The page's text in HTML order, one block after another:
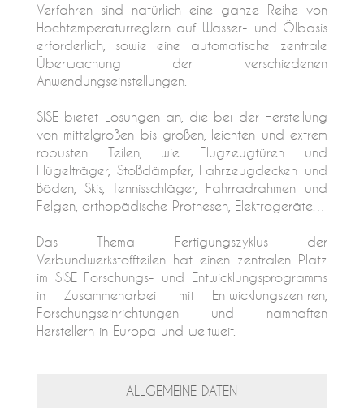
Verfahren sind natürlich eine ganze Reihe von
Hochtemperaturreglern auf Wasser- und Ölbasis
erforderlich, sowie eine automatische zentrale
Überwachung der verschiedenen
Anwendungseinstellungen.
SISE bietet Lösungen an, die bei der Herstellung
von mittelgroßen bis großen, leichten und extrem
robusten Teilen, wie Flugzeugtüren und
Flügelträger, Stoßdämpfer, Fahrzeugdecken und
Böden, Skis, Tennisschläger, Fahrradrahmen und
Felgen, orthopädische Prothesen, Elektrogeräte…
Das Thema Fertigungszyklus der
Verbundwerkstoffteilen hat einen zentralen Platz
im SISE Forschungs- und Entwicklungsprogramms
in Zusammenarbeit mit Entwicklungszentren,
Forschungseinrichtungen und namhaften
Herstellern in Europa und weltweit.
ALLGEMEINE DATEN